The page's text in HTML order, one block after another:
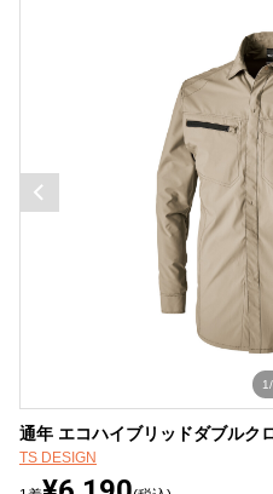
通年 エコハイブリッドダブルク
TS DESIGN